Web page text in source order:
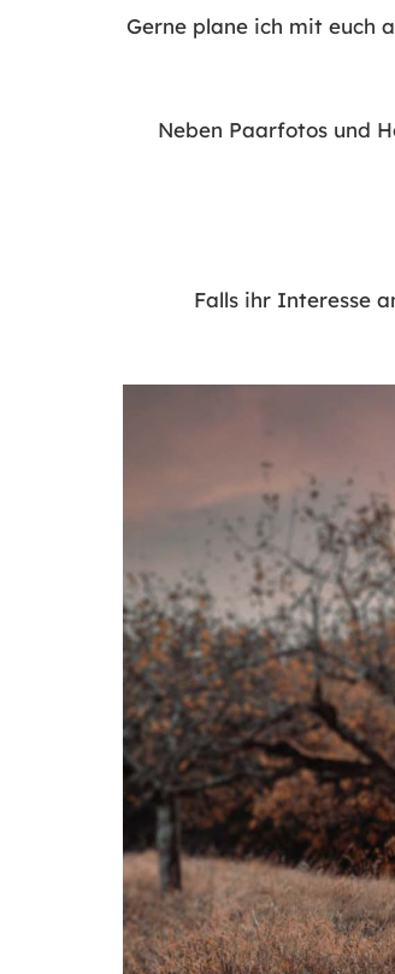
Gerne plane ich mit euch
Neben Paarfotos und
Falls ihr Interesse